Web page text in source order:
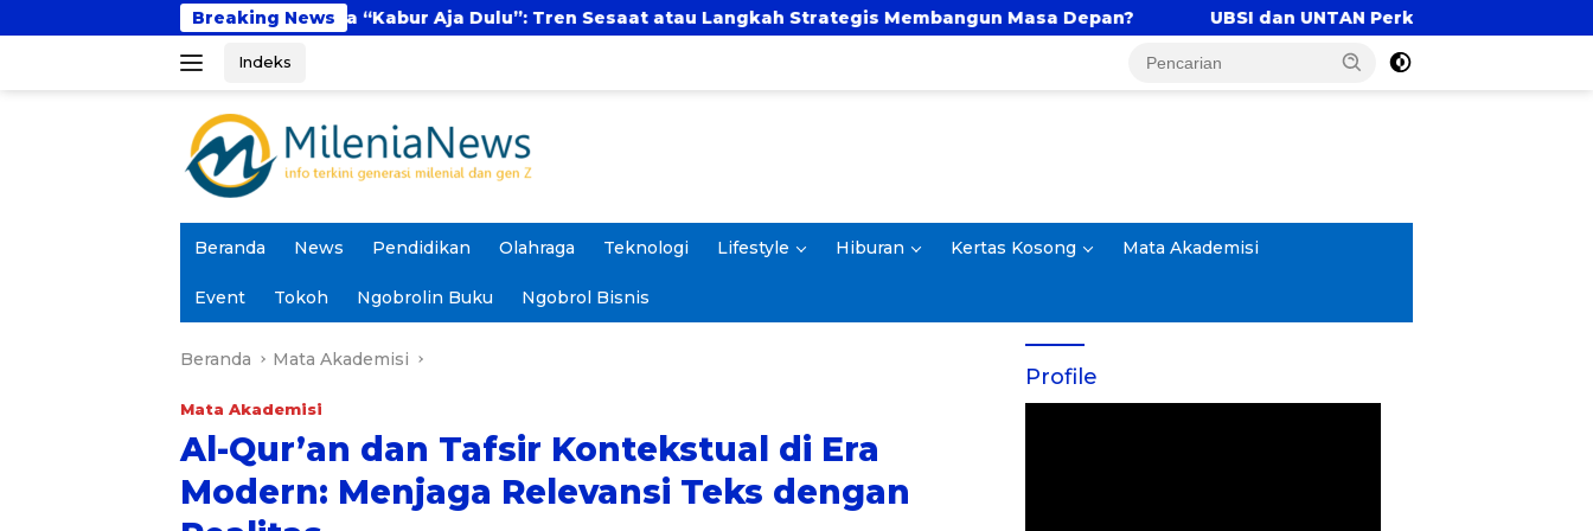
ke
Breaking News
Fenomena “Kabur Aja Dulu”: Tren Sesaat atau Langkah Strategis Membangun Masa Depan? UBSI dan UNTAN Perkuat Tri Dharma Lewat Kolaborasi
Indeks
Beranda News Pendidikan Olahraga Teknologi Lifestyle Hiburan Kertas Kosong Mata Akademisi
Event Tokoh Ngobrolin Buku Ngobrol Bisnis
Beranda Mata Akademisi
Mata Akademisi
Al-Qur’an dan Tafsir Kontekstual di Era
Modern: Menjaga Relevansi Teks dengan
Profile